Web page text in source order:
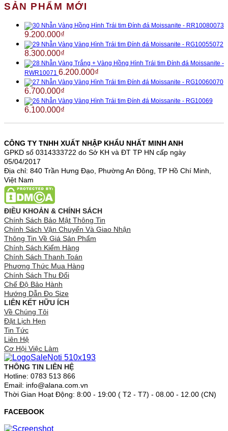
SẢN PHẨM MỚI
Nhẫn Vàng Hồng Hình Trái tim Đính đá Moissanite - RR10080073
9.200.000₫
Nhẫn Vàng Vàng Hình Trái tim Đính đá Moissanite - RG10055072
8.300.000₫
Nhẫn Vàng Trắng + Vàng Hồng Hình Trái tim Đính đá Moissanite -
RWR10071 6.200.000₫
Nhẫn Vàng Vàng Hình Trái tim Đính đá Moissanite - RG10060070
6.700.000₫
Nhẫn Vàng Vàng Hình Trái tim Đính đá Moissanite - RG10069
6.100.000₫
CÔNG TY TNHH XUẤT NHẬP KHẨU NHẤT MINH ANH
GPKD số 0314333722 do Sở KH và ĐT TP HN cấp ngày
05/04/2017
Địa chỉ: 840 Trần Hưng Đạo, Phường An Đông, TP Hồ Chí Minh,
Việt Nam
ĐIỀU KHOẢN & CHÍNH SÁCH
Chính Sách Bảo Mật Thông Tin
Chính Sách Vận Chuyển Và Giao Nhận
Thông Tin Về Giá Sản Phẩm
Chính Sách Kiểm Hàng
Chính Sách Thanh Toán
Phương Thức Mua Hàng
Chính Sách Thu Đổi
Chế Độ Bảo Hành
Hướng Dẫn Đo Size
LIÊN KẾT HỮU ÍCH
Về Chúng Tôi
Đặt Lịch Hẹn
Tin Tức
Liên Hệ
Cơ Hội Việc Làm
THÔNG TIN LIÊN HỆ
Hotline: 0783 513 866
Email: info@alana.com.vn
Thời Gian Hoạt Động: 8:00 - 19:00 ( T2 - T7) - 08.00 - 12.00 (CN)
FACEBOOK